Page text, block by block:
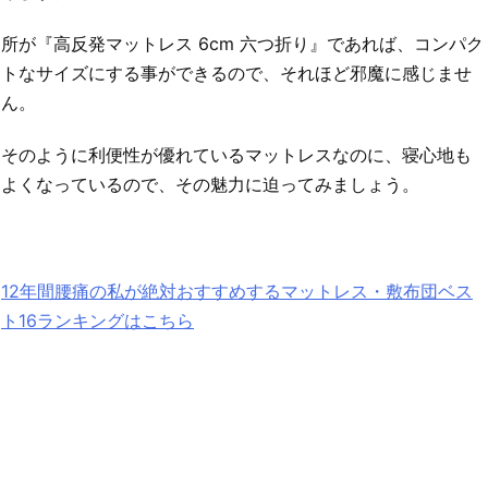
所が『高反発マットレス 6cm 六つ折り』であれば、コンパク
トなサイズにする事ができるので、それほど邪魔に感じませ
ん。
そのように利便性が優れているマットレスなのに、寝心地も
よくなっているので、その魅力に迫ってみましょう。
12年間腰痛の私が絶対おすすめするマットレス・敷布団ベス
ト16ランキングはこちら